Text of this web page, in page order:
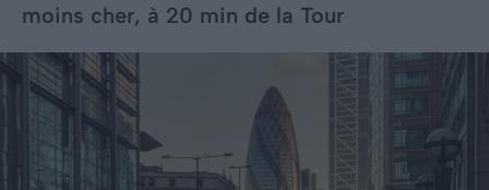
moins cher, à 20 min de la Tour